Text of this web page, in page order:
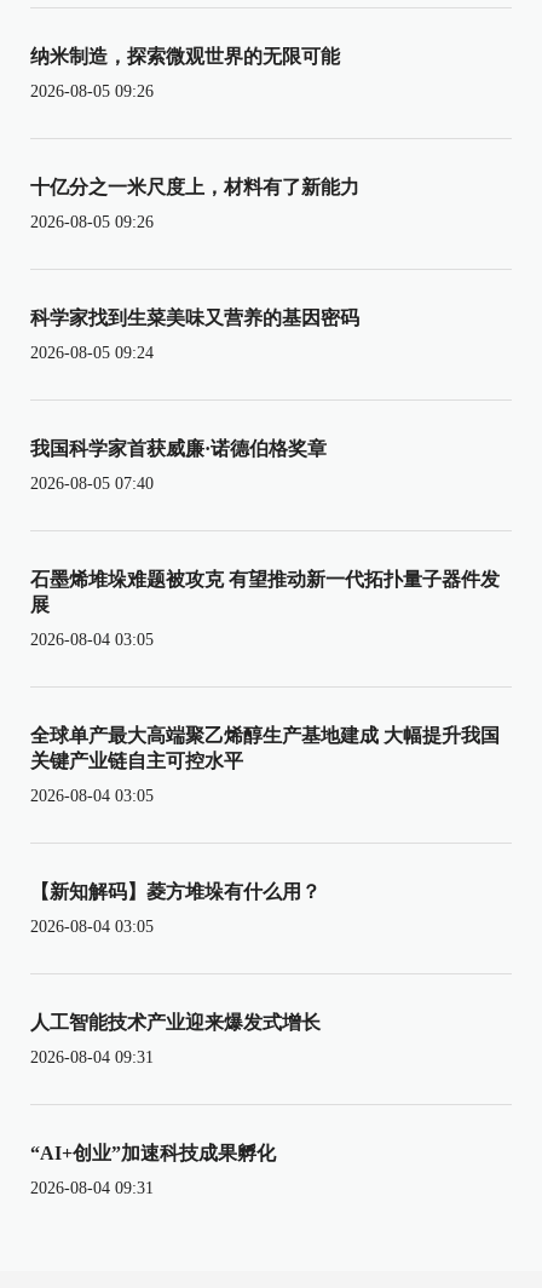
纳米制造，探索微观世界的无限可能
2026-08-05 09:26
十亿分之一米尺度上，材料有了新能力
2026-08-05 09:26
科学家找到生菜美味又营养的基因密码
2026-08-05 09:24
我国科学家首获威廉·诺德伯格奖章
2026-08-05 07:40
石墨烯堆垛难题被攻克 有望推动新一代拓扑量子器件发
展
2026-08-04 03:05
全球单产最大高端聚乙烯醇生产基地建成 大幅提升我国
关键产业链自主可控水平
2026-08-04 03:05
【新知解码】菱方堆垛有什么用？
2026-08-04 03:05
人工智能技术产业迎来爆发式增长
2026-08-04 09:31
“AI+创业”加速科技成果孵化
2026-08-04 09:31